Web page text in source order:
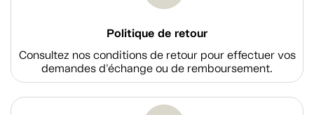
Politique de retour
Consultez nos conditions de retour pour effectuer vos
demandes d'échange ou de remboursement.